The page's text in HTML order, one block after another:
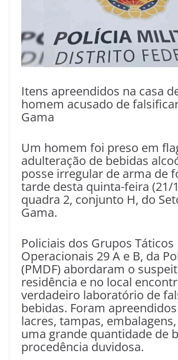
Itens apreendidos na casa
homem acusado de
Gama
Um homem foi preso em
adulteração de bebidas
posse irregular de arma de
tarde desta quinta-feira (21/
quadra 2, conjunto H, do
Gama.
Policiais dos Grupos Táticos
Operacionais 29 A e B, da
(PMDF) abordaram o
residência e no local
verdadeiro laboratório de
bebidas. Foram
lacres, tampas,
uma grande quantidade de
procedência duvidosa.